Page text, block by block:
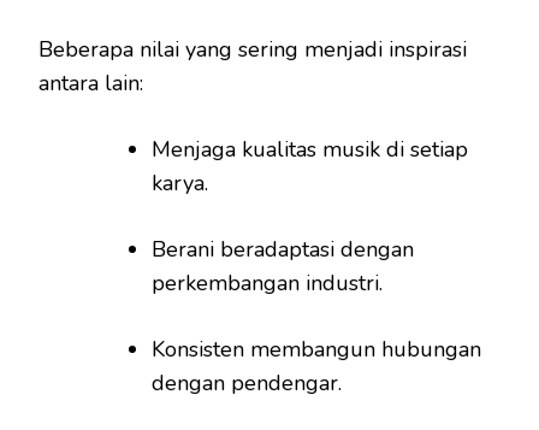
Beberapa nilai yang sering menjadi inspirasi
antara lain:
Menjaga kualitas musik di setiap
karya.
Berani beradaptasi dengan
perkembangan industri.
Konsisten membangun hubungan
dengan pendengar.